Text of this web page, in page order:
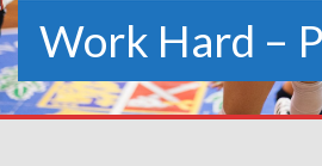
Work Hard –